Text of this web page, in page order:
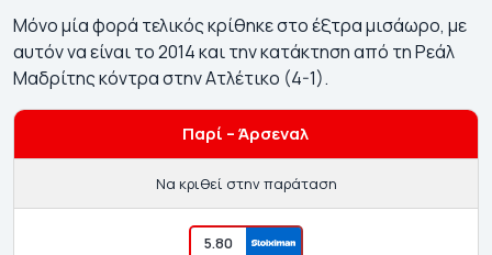
Μόνο μία φορά τελικός κρίθηκε στο έξτρα μισάωρο, με
αυτόν να είναι το 2014 και την κατάκτηση από τη Ρεάλ
Μαδρίτης κόντρα στην Ατλέτικο (4-1).
Παρί – Άρσεναλ
Να κριθεί στην παράταση
5.80